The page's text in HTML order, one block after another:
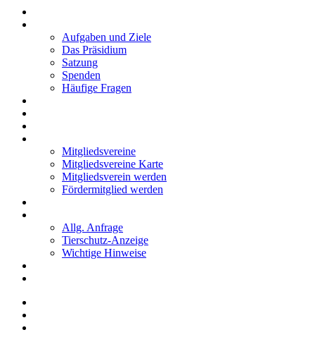
Aufgaben und Ziele
Das Präsidium
Satzung
Spenden
Häufige Fragen
Mitgliedsvereine
Mitgliedsvereine Karte
Mitgliedsverein werden
Fördermitglied werden
Allg. Anfrage
Tierschutz-Anzeige
Wichtige Hinweise